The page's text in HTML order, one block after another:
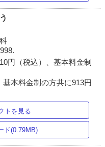
円（税込）、基本料金制
本料金制の方共に913円
トを見る
ド(0.79MB)